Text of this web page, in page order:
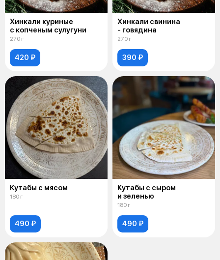
Хинкали куриные
с копченым сулугуни
270 г
420 ₽
Хинкали свинина
- говядина
270 г
390 ₽
Кутабы с мясом
180 г
490 ₽
Кутабы с сыром
и зеленью
180 г
490 ₽